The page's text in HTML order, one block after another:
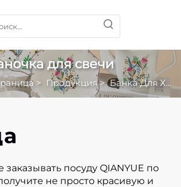
для свечи
> Продукция>Банка Для Хранения
заказывать посуду QIANYUE по
не просто красивую и